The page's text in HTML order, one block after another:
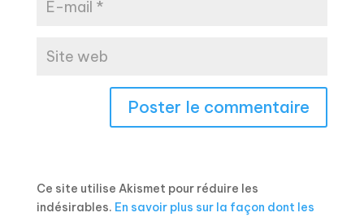
Ce site utilise Akismet pour réduire les
indésirables. En savoir plus sur la façon dont les